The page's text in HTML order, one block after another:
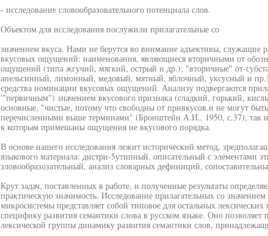
- исследование словообразовательного потенциала слов.
Объектом для исследования послужили прилагательные со
значением вкуса. Нами не берутся во внимание адъективы,
вкусовых ощущений: наименования, являющиеся вторичными от
ощущений (типа жгучий, мягкий, острый и др.); "вторичные" от-
апельсинный, лимонный, медовый, мятный, яблочный, уксусный и
средства номинации вкусовых ощущений. Анализу подвергаются
'"первичным") значением вкусового признака (сладкий, горький,
основные, "чистые, потому что свободны от привкусов.и не могут
перечисленными выше терминами" (Бронштейн А.И., 1950, с.37), так
к которым примешаны ощущения не вкусового порядка.
В основе нашего исследования лежит исторический метод,
языкового материала: дистри-5утипный, описательный с элементами
зловообразозательный, анализ словарных дефиниций,
Крут задач, поставленных в работе, и полученные результаты
практическую значимость. Исследование прилагательных со
микросистемы представляет собой типовое для остальных
специфику развития семантики слова в русском языке. Оно позволяет
лексической группы динамику развития семантики слов,